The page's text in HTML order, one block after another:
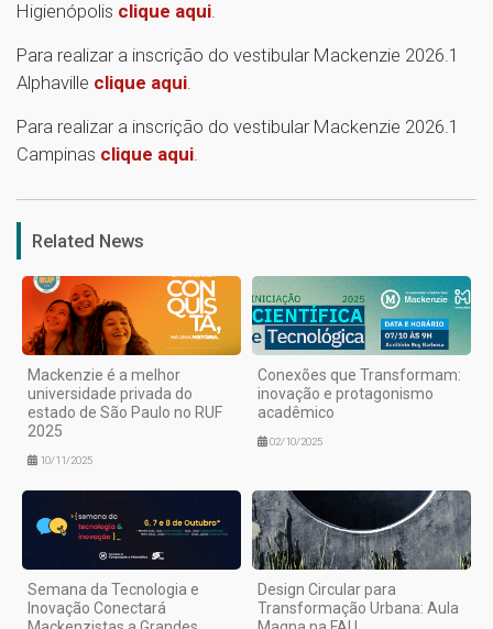
Higienópolis clique aqui
Para realizar a inscrição do vestibular Mackenzie 2026.1
Alphaville clique aqui
Para realizar a inscrição do vestibular Mackenzie 2026.1
Campinas clique aqui
Related News
Mackenzie é a melhor
universidade privada do
estado de São Paulo no RUF
2025
10/11/2025
Conexões que Transformam:
inovação e protagonismo
acadêmico
02/10/2025
Semana da Tecnologia e
Inovação Conectará
Design Circular para
Transformação Urbana: Aula